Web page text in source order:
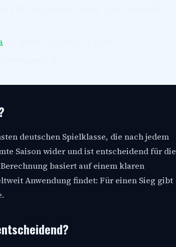
deutschen Spielklasse, die nach jedem
Saison wider und ist entscheidend für die
basiert auf einem klaren
Anwendung findet: Für einen Sieg gibt